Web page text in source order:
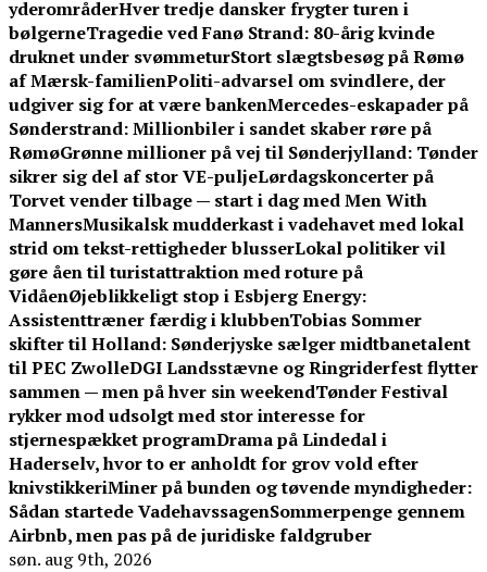
yderområderHver tredje dansker frygter turen i
bølgerneTragedie ved Fanø Strand: 80-årig kvinde
druknet under svømmeturStort slægtsbesøg på Rømø
af Mærsk-familienPoliti-advarsel om svindlere, der
udgiver sig for at være bankenMercedes-eskapader på
Sønderstrand: Millionbiler i sandet skaber røre på
RømøGrønne millioner på vej til Sønderjylland: Tønder
sikrer sig del af stor VE-puljeLørdagskoncerter på
Torvet vender tilbage — start i dag med Men With
MannersMusikalsk mudderkast i vadehavet med lokal
strid om tekst-rettigheder blusserLokal politiker vil
gøre åen til turistattraktion med roture på
VidåenØjeblikkeligt stop i Esbjerg Energy:
Assistenttræner færdig i klubbenTobias Sommer
skifter til Holland: Sønderjyske sælger midtbanetalent
til PEC ZwolleDGI Landsstævne og Ringriderfest flytter
sammen — men på hver sin weekendTønder Festival
rykker mod udsolgt med stor interesse for
stjernespækket programDrama på Lindedal i
Haderselv, hvor to er anholdt for grov vold efter
knivstikkeriMiner på bunden og tøvende myndigheder:
Sådan startede VadehavssagenSommerpenge gennem
Airbnb, men pas på de juridiske faldgruber
søn. aug 9th, 2026